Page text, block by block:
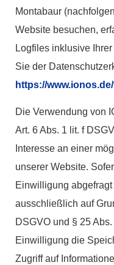
Montabaur
Website besuchen,
Logfiles inklusive
Sie der
https://
Die Verwendung von
Art. 6 Abs. 1 lit. f
Interesse an einer
unserer Website.
Einwilligung
ausschließlich auf
DSGVO und § 25
Einwilligung die
Zugriff auf